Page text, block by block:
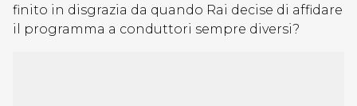
finito in disgrazia da quando Rai decise di affidare
il programma a conduttori sempre diversi?